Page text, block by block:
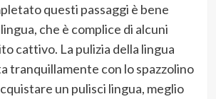
questi passaggi è bene
che è complice di alcuni
cattivo. La pulizia della lingua
tranquillamente con lo spazzolino
un pulisci lingua, meglio